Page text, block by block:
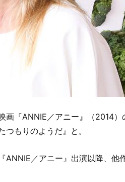
画『ANNIE／アニー』（2014
もりのようだ』と。
ANNIE／アニー』出演以降、他